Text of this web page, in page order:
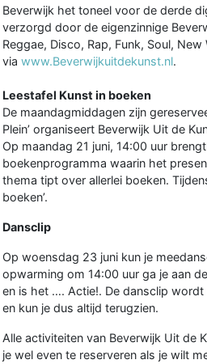
Beverwijk het toneel voor de derde
verzorgd door de eigenzinnige
Reggae, Disco, Rap, Funk, Soul,
via www.Beverwijkuitdekunst.nl.
Leestafel Kunst in boeken
De maandagmiddagen zijn
Plein’ organiseert Beverwijk Uit de
Op maandag 21 juni, 14:00 uur
boekenprogramma waarin het
thema tipt over allerlei boeken.
boeken’.
Dansclip
Op woensdag 23 juni kun je
opwarming om 14:00 uur ga je aan
en is het …. Actie!. De dansclip
en kun je dus altijd terugzien.
Alle activiteiten van Beverwijk Uit de
je wel even te reserveren als je wilt